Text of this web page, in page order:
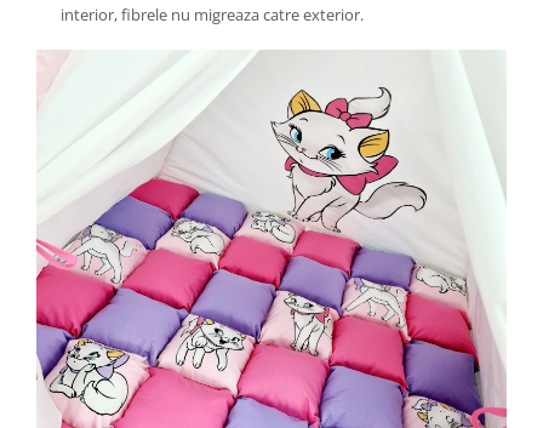
interior, fibrele nu migreaza catre exterior.